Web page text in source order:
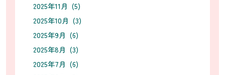
2025年11月 (5)
2025年10月 (3)
2025年9月 (6)
2025年8月 (3)
2025年7月 (6)